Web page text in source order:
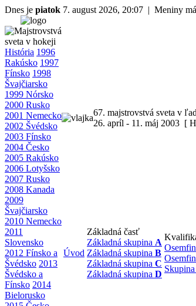
Dnes je piatok 7. august 2026, 20:07 | Meniny má
História 1996
Rakúsko 1997
Fínsko 1998
Švajčiarsko
1999 Nórsko
2000 Rusko
2001 Nemecko
2002 Švédsko
2003 Fínsko
2004 Česko
2005 Rakúsko
2006 Lotyšsko
2007 Rusko
2008 Kanada
2009
Švajčiarsko
2010 Nemecko
2011
Slovensko
2012 Fínsko a
Švédsko 2013
Švédsko a
Fínsko 2014
Bielorusko
67. majstrovstvá sveta v
26. apríl - 11. máj 2003 [
Úvod
Základná časť
Základná skupina A
Základná skupina B
Základná skupina C
Základná skupina D
Skupina